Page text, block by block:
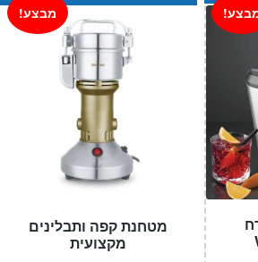
מטחנת קפה ותבלינים
מקצועית
מבצע!